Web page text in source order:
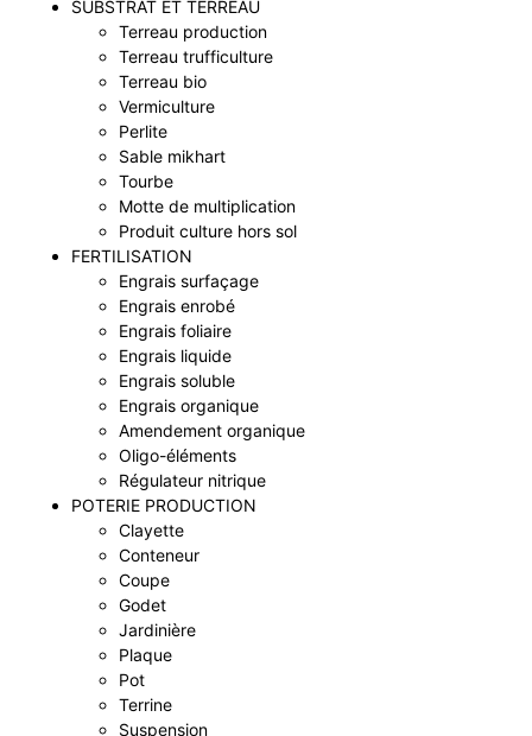
SUBSTRAT ET TERREAU
Terreau production
Terreau trufficulture
Terreau bio
Vermiculture
Perlite
Sable mikhart
Tourbe
Motte de multiplication
Produit culture hors sol
FERTILISATION
Engrais surfaçage
Engrais enrobé
Engrais foliaire
Engrais liquide
Engrais soluble
Engrais organique
Amendement organique
Oligo-éléments
Régulateur nitrique
POTERIE PRODUCTION
Clayette
Conteneur
Coupe
Godet
Jardinière
Plaque
Pot
Terrine
Suspension